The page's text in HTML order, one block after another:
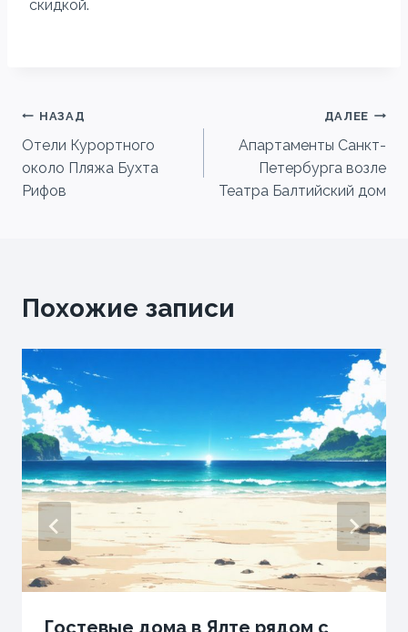
скидкой.
Навигация
по
записям
НАЗАД
Отели Курортного
около Пляжа Бухта
Рифов
ДАЛЕЕ
Апартаменты Санкт-
Петербурга возле
Театра Балтийский дом
Похожие записи
Гостевые дома в Ялте рядом с